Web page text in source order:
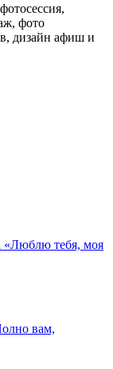
фото
дизайн афиш и
«Люблю тебя, моя
вам,